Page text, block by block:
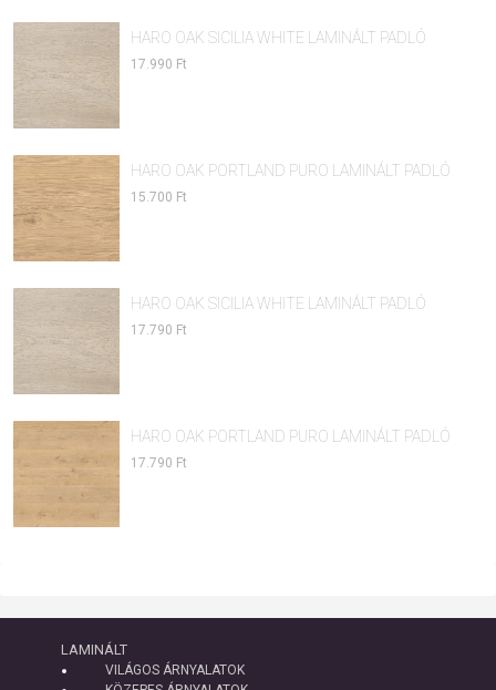
HARO OAK SICILIA WHITE LAMINÁLT PADLÓ
17.990 Ft
HARO OAK PORTLAND PURO LAMINÁLT PADLÓ
15.700 Ft
HARO OAK SICILIA WHITE LAMINÁLT PADLÓ
17.790 Ft
HARO OAK PORTLAND PURO LAMINÁLT PADLÓ
17.790 Ft
LAMINÁLT
VILÁGOS ÁRNYALATOK